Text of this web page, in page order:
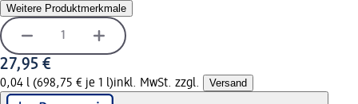
Weitere Produktmerkmale
27,95 €
0,04 l (698,75 € je 1 l)inkl. MwSt. zzgl. Versand